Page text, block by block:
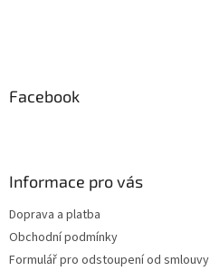
Facebook
Informace pro vás
Doprava a platba
Obchodní podmínky
Formulář pro odstoupení od smlouvy